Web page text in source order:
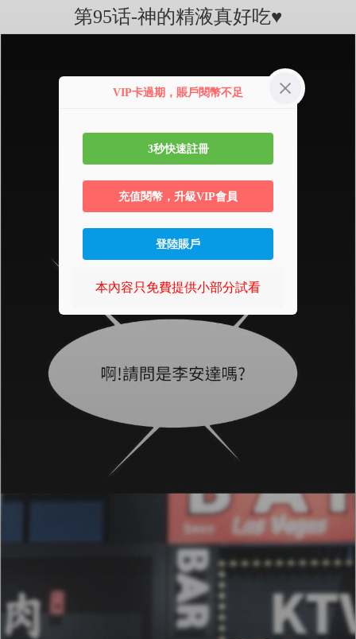
第95话-神的精液真好吃♥
VIP卡過期，賬戶閱幣不足
3秒快速註冊
充值閱幣，升級VIP會員
登陸賬戶
本內容只免費提供小部分試看